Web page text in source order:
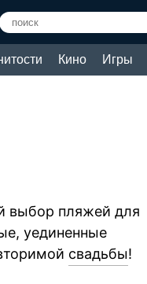
Кино Игры
выбор пляжей для
уединенные
свадьбы!